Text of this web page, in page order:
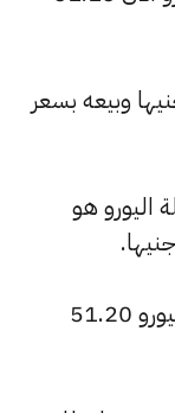
شراء اليورو بسعر 51.14 جنيها وبيعه بسعر
اليورو هو
مصرف أبوظبي الإسلامي: سجل سعر اليورو 51.20